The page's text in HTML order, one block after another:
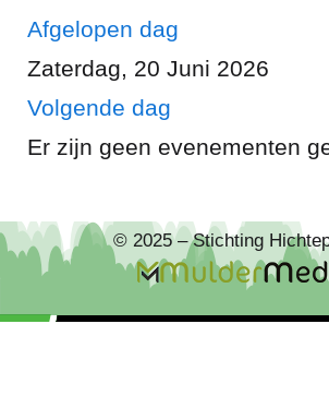
Afgelopen dag
Zaterdag, 20 Juni 2026
Volgende dag
Er zijn geen evenementen
© 2025 – Stichting